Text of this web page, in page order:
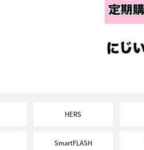
HERS
SmartFLASH